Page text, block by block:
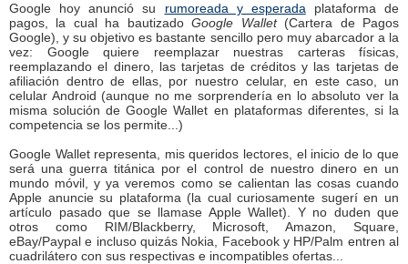
Google hoy anunció su rumoreada y esperada plataforma de
pagos, la cual ha bautizadoGoogle Wallet(Cartera de Pagos
Google), y su objetivo es bastante sencillo pero muy abarcador a la
vez: Google quiere reemplazar nuestras carteras físicas,
reemplazando el dinero, las tarjetas de créditos y las tarjetas de
afiliación dentro de ellas, por nuestro celular, en este caso, un
celular Android (aunque no me sorprendería en lo absoluto ver la
misma solución de Google Wallet en plataformas diferentes, si la
competencia se los permite...)
Google Wallet representa, mis queridos lectores, el inicio de lo que
será una guerra titánica por el control de nuestro dinero en un
mundo móvil, y ya veremos como se calientan las cosas cuando
Apple anuncie su plataforma (la cual curiosamente sugerí en un
artículo pasado que se llamase Apple Wallet). Y no duden que
otros como RIM/Blackberry, Microsoft, Amazon, Square,
eBay/Paypal e incluso quizás Nokia, Facebook y HP/Palm entren al
cuadrilátero con sus respectivas e incompatibles ofertas...